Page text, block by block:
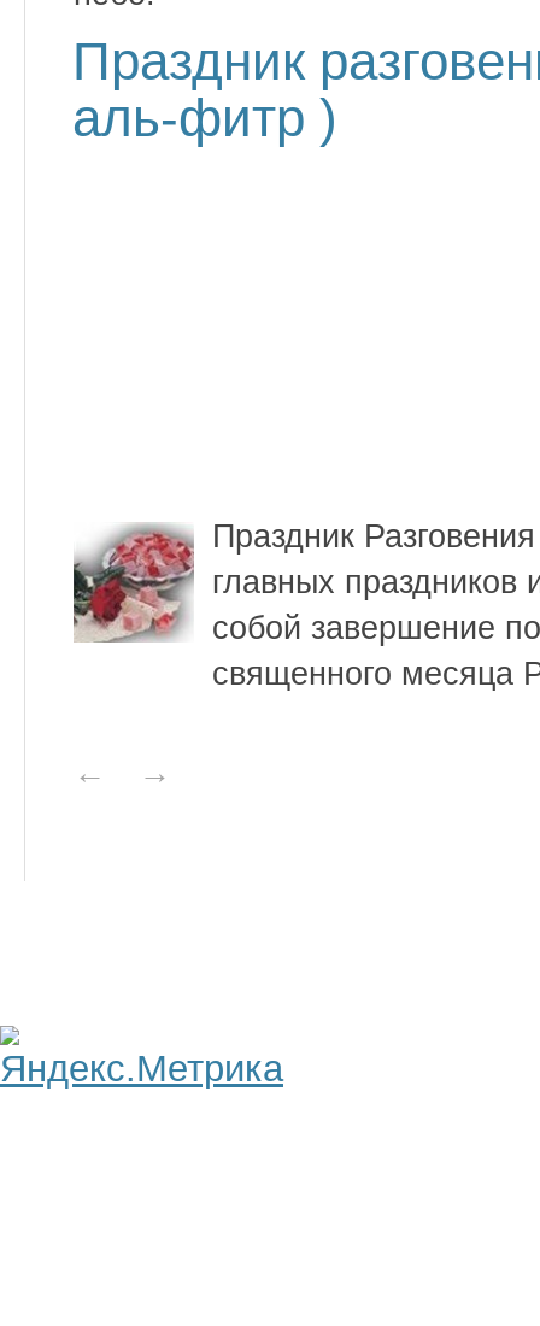
Праздник
аль-фитр )
Праздник
главных праздников
собой завершение
священного месяца
← →